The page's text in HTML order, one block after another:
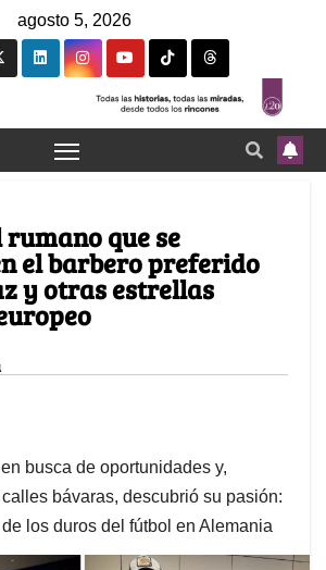
agosto 5, 2026
rumano que se
el barbero preferido
y otras estrellas
busca de oportunidades y,
bávaras, descubrió su pasión:
los duros del fútbol en Alemania